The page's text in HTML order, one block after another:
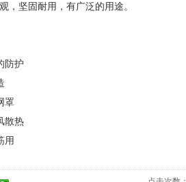
，坚固耐用，有广泛的用途。
防护
罩
散热
用